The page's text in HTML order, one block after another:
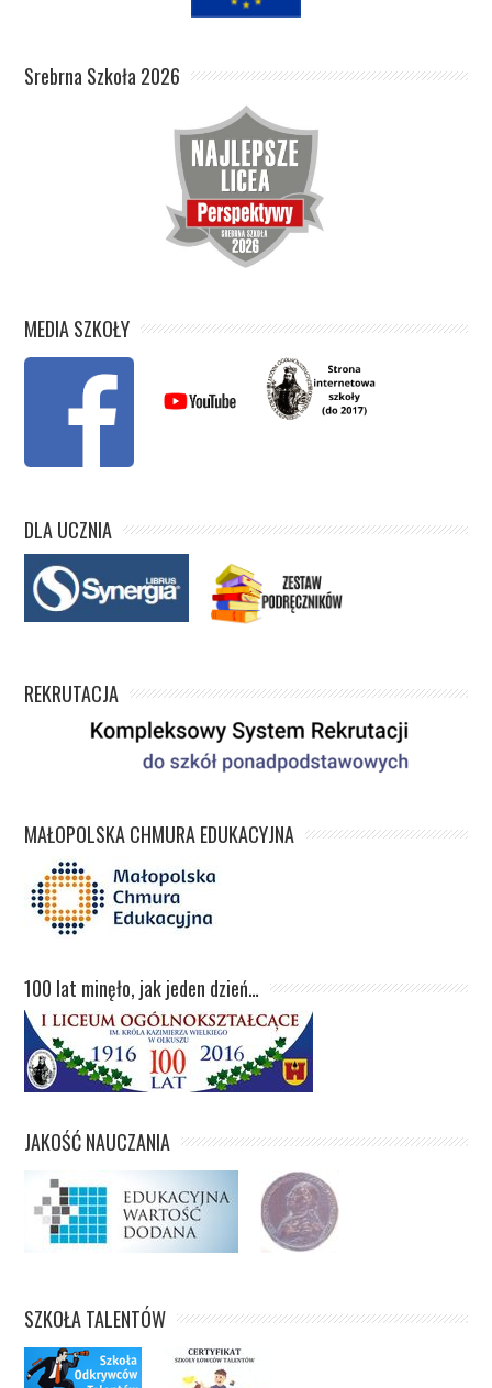
Srebrna Szkoła 2026
MEDIA SZKOŁY
DLA UCZNIA
REKRUTACJA
MAŁOPOLSKA CHMURA EDUKACYJNA
100 lat minęło, jak jeden dzień…
JAKOŚĆ NAUCZANIA
SZKOŁA TALENTÓW